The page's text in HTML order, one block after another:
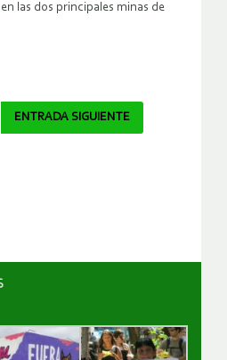
las dos principales minas de
ENTRADA SIGUIENTE